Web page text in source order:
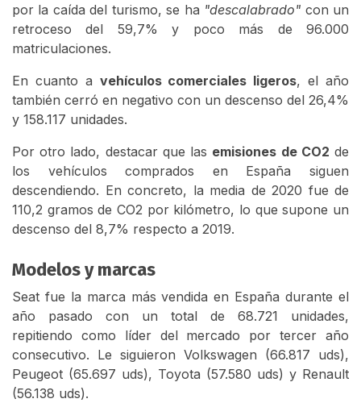
por la caída del turismo, se ha "descalabrado" con un
retroceso del 59,7% y poco más de 96.000
matriculaciones.
En cuanto a vehículos comerciales ligeros, el año
también cerró en negativo con un descenso del 26,4%
y 158.117 unidades.
Por otro lado, destacar que las emisiones de CO2 de
los vehículos comprados en España siguen
descendiendo. En concreto, la media de 2020 fue de
110,2 gramos de CO2 por kilómetro, lo que supone un
descenso del 8,7% respecto a 2019.
Modelos y marcas
Seat fue la marca más vendida en España durante el
año pasado con un total de 68.721 unidades,
repitiendo como líder del mercado por tercer año
consecutivo. Le siguieron Volkswagen (66.817 uds),
Peugeot (65.697 uds), Toyota (57.580 uds) y Renault
(56.138 uds).